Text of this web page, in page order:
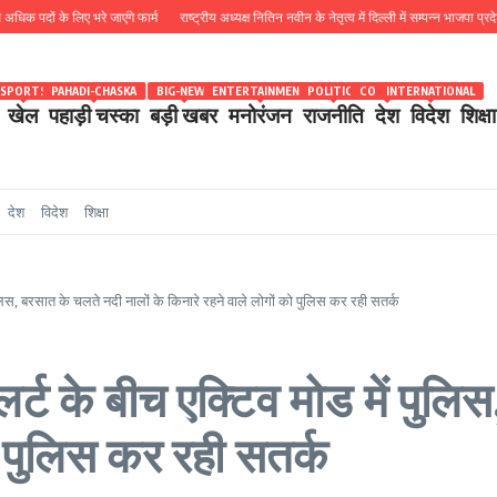
लिए भरे जाएंगे फार्म राष्ट्रीय अध्यक्ष नितिन नवीन के नेतृत्व में दिल्ली में सम्पन्न भाजपा प्रदेश कोर
खेल
SPORTS
पहाड़ी चस्का
PAHADI-CHASKA
बड़ी खबर
BIG-NEWS
मनोरंजन
ENTERTAINMENT
राजनीति
POLITICS
देश
COUNTRY
विदेश
INTERNATIONAL
शिक्षा
देश विदेश शिक्षा
बरसात के चलते नदी नालों के किनारे रहने वाले लोगों को पुलिस कर रही सतर्क
के बीच एक्टिव मोड में
कर रही सतर्क